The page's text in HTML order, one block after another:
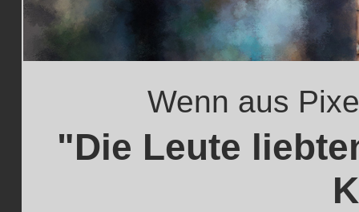
Wenn aus
"Die Leute